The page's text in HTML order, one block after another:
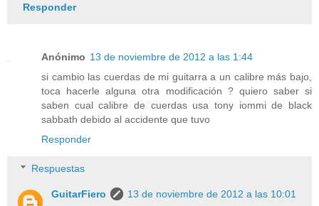
Responder
Anónimo 13 de noviembre de 2012 a las 1:44
si cambio las cuerdas de mi guitarra a un calibre más bajo,
toca hacerle alguna otra modificación ? quiero saber si
saben cual calibre de cuerdas usa tony iommi de black
sabbath debido al accidente que tuvo
Responder
Respuestas
GuitarFiero
13 de noviembre de 2012 a las 10:01